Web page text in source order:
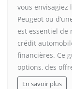
vous envisagiez
Peugeot ou
est essentiel
crédit
financières. Ce
options, des
En savoir plus